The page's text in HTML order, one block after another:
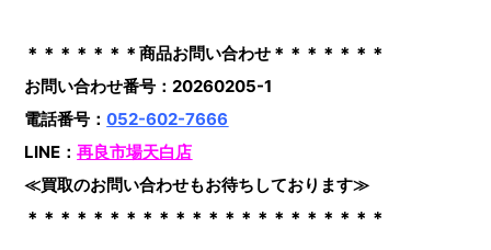
＊＊＊＊＊＊＊商品お問い合わせ＊＊＊＊＊＊＊
お問い合わせ番号：20260205-1
電話番号：052-602-7666
LINE：再良市場天白店
≪買取のお問い合わせもお待ちしております≫
＊＊＊＊＊＊＊＊＊＊＊＊＊＊＊＊＊＊＊＊＊＊